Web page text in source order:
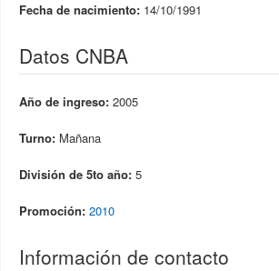
Fecha de nacimiento: 14/10/1991
Datos CNBA
Año de ingreso: 2005
Turno: Mañana
División de 5to año: 5
Promoción: 2010
Información de contacto